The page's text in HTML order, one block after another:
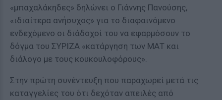
«μπαχαλάκηδες» δηλώνει ο Γιάννης Πανούσης,
«ιδιαίτερα ανήσυχος» για το διαφαινόμενο
ενδεχόμενο οι διάδοχοί του να εφαρμόσουν το
δόγμα του ΣΥΡΙΖΑ «κατάργηση των ΜΑΤ και
διάλογο με τους κουκουλοφόρους».
Στην πρώτη συνέντευξη που παραχωρεί μετά τις
καταγγελίες του ότι δεχόταν απειλές από